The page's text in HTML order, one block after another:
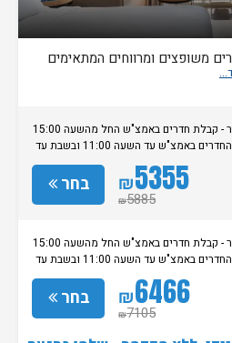
משופצים ומרווחים המתאימים
מחיר מיוחד למזמינים באתר - קבלת חדרים באמצ"ש החל מהשעה 15:00
ובשבת החל מצאת השבת עזיבת החדרים באמצ"ש עד השעה 11:00 ובשבת עד
השעה 14:00. עזיבה במוצ"ש הינה בתוספת 250 ש"ח לחדר. שימו לב, בשבתות
ובחגים יהודיים אפשר לבצע צ’ק-אין אחרי 20:00. לתשומת ליבכם: הכניסה
שונה ותשלומים נוספים יחולו על הזמנה
בחר ₪5355
₪5885
מחיר מיוחד למזמינים באתר - קבלת חדרים באמצ"ש החל מהשעה 15:00
ובשבת החל מצאת השבת עזיבת החדרים באמצ"ש עד השעה 11:00 ובשבת עד
השעה 14:00. עזיבה במוצ"ש הינה בתוספת 250 ש"ח לחדר. שימו לב, בשבתות
ובחגים יהודיים אפשר לבצע צ’ק-אין אחרי 20:00. לתשומת ליבכם: הכניסה
שונה ותשלומים נוספים יחולו על הזמנה
בחר ₪6466
₪7105